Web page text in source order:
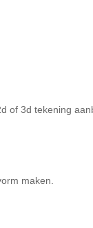
3d tekening
maken.